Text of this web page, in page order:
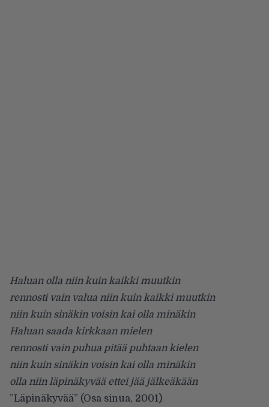
Haluan olla niin kuin kaikki muutkin
rennosti vain valua niin kuin kaikki muutkin
niin kuin sinäkin voisin kai olla minäkin
Haluan saada kirkkaan mielen
rennosti vain puhua pitää puhtaan kielen
niin kuin sinäkin voisin kai olla minäkin
olla niin läpinäkyvää ettei jää jälkeäkään
”Läpinäkyvää” (Osa sinua, 2001)